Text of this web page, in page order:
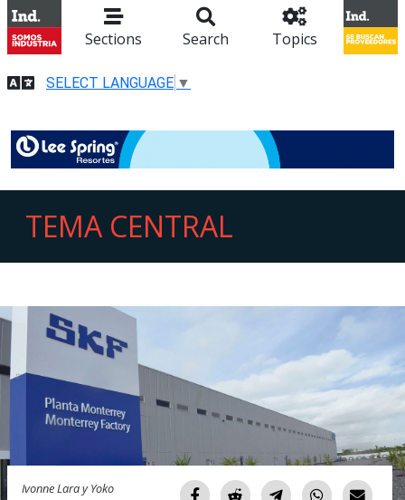
Sections Search Topics
SELECT LANGUAGE ▼
TEMA CENTRAL
Ivonne Lara y Yoko